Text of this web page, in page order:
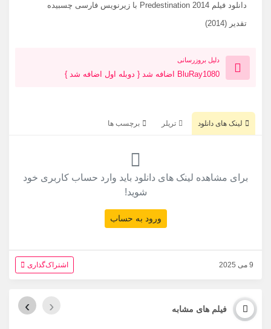
دانلود فیلم Predestination 2014 با زیرنویس فارسی چسبیده
تقدیر (2014)
دلیل بروزرسانی
BluRay1080 اضافه شد { دوبله اول اضافه شد }
لینک های دانلود تریلر برچسب ها
برای مشاهده لینک های دانلود باید وارد حساب کاربری خود
شوید!
ورود به حساب
9 می 2025 اشتراک‌گذاری
فیلم های مشابه ‹
›